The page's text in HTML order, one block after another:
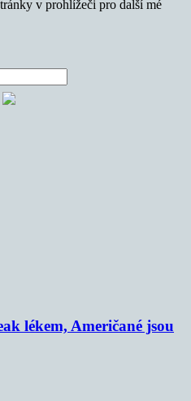
v prohlížeči pro další mé
lékem, Američané jsou